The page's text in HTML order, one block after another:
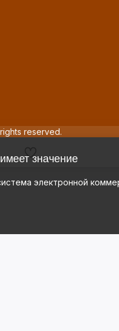
reserved.
значение
электронной